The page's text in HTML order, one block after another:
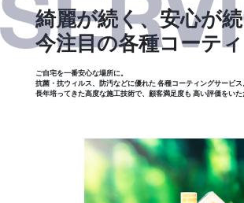
綺麗が続く、安心が続
今注目の各種コーテ
ご自宅を一番安心な場所に。
抗菌・抗ウィルス、防汚などに優れた各種コーティングサービス
長年培ってきた高度な施工技術で、顧客満足度も 高い評価をいた